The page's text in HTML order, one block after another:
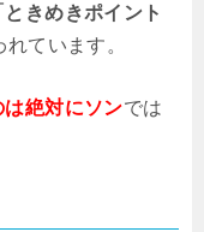
きめきポイント
れています。
絶対にソンでは